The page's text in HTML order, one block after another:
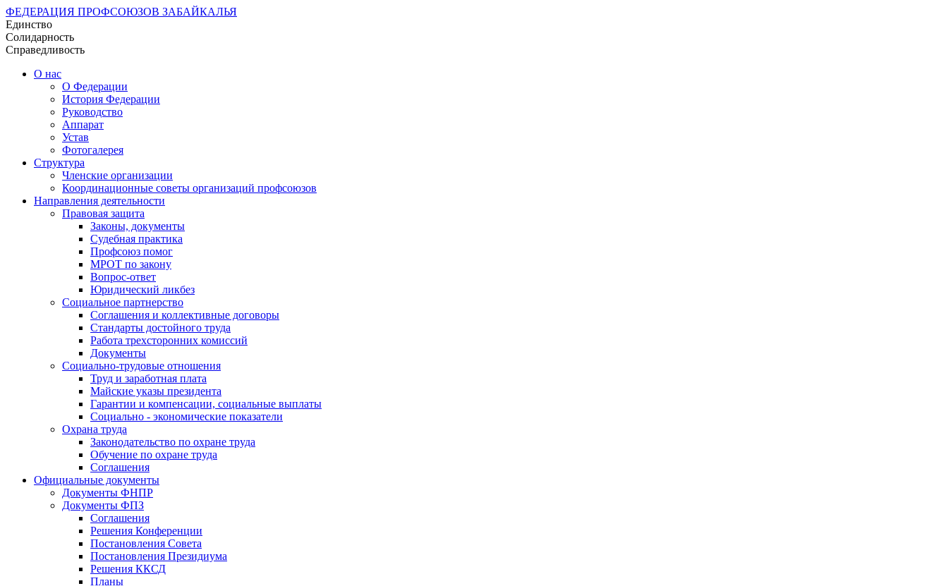
ФЕДЕРАЦИЯ ПРОФСОЮЗОВ ЗАБАЙКАЛЬЯ
Единство
Солидарность
Справедливость
О нас
О Федерации
История Федерации
Руководство
Аппарат
Устав
Фотогалерея
Структура
Членские организации
Координационные советы организаций профсоюзов
Направления деятельности
Правовая защита
Законы, документы
Судебная практика
Профсоюз помог
МРОТ по закону
Вопрос-ответ
Юридический ликбез
Социальное партнерство
Соглашения и коллективные договоры
Стандарты достойного труда
Работа трехсторонних комиссий
Документы
Социально-трудовые отношения
Труд и заработная плата
Майские указы президента
Гарантии и компенсации, социальные выплаты
Социально - экономические показатели
Охрана труда
Законодательство по охране труда
Обучение по охране труда
Соглашения
Официальные документы
Документы ФНПР
Документы ФПЗ
Соглашения
Решения Конференции
Постановления Совета
Постановления Президиума
Решения ККСД
Планы